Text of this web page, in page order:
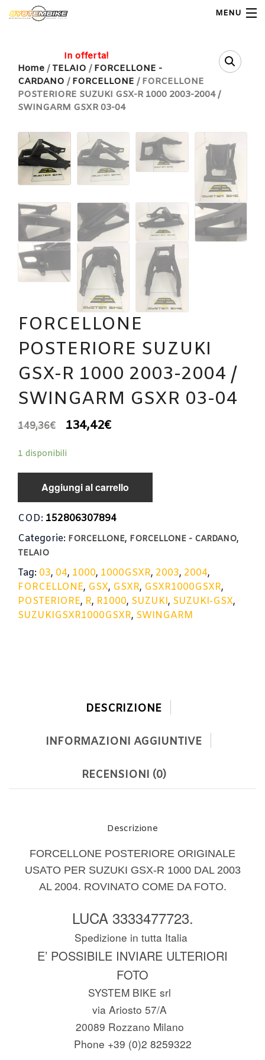
MENU
Home
Shop Moto
Shop Ricambi
Note Generali
Contatti
Home / TELAIO / FORCELLONE -
CARDANO / FORCELLONE / FORCELLONE
POSTERIORE SUZUKI GSX-R 1000 2003-2004 /
SWINGARM GSXR 03-04
In offerta!
FORCELLONE
POSTERIORE SUZUKI
GSX-R 1000 2003-2004 /
SWINGARM GSXR 03-04
149,36€ 134,42€
1 disponibili
Aggiungi al carrello
COD: 152806307894
Categorie: FORCELLONE, FORCELLONE - CARDANO,
TELAIO
Tag: 03, 04, 1000, 1000GSXR, 2003, 2004,
FORCELLONE, GSX, GSXR, GSXR1000GSXR,
POSTERIORE, R, R1000, SUZUKI, SUZUKI-GSX,
SUZUKIGSXR1000GSXR, SWINGARM
DESCRIZIONE
INFORMAZIONI AGGIUNTIVE
RECENSIONI (0)
Descrizione
FORCELLONE POSTERIORE ORIGINALE
USATO PER SUZUKI GSX-R 1000 DAL 2003
AL 2004. ROVINATO COME DA FOTO.
LUCA 3333477723.
Spedizione in tutta Italia
E’ POSSIBILE INVIARE ULTERIORI
FOTO
SYSTEM BIKE srl
via Ariosto 57/A
20089 Rozzano Milano
Phone +39 (0)2 8259322